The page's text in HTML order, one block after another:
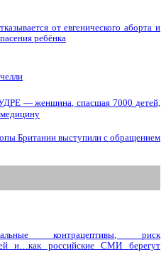
от евгенического аборта и
ребёнка
— женщина, спасшая 7000 детей,
Британии выступили с обращением
контрацептивы, риск
и…как российские СМИ берегут